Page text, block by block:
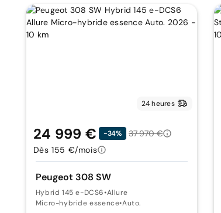
24 heures
Peugeot 308 SW
Hybrid 145 e-DCS6•Allure
Micro-hybride essence•Auto.
24 999 € -34%
37 970 €
Dès 155 €/mois